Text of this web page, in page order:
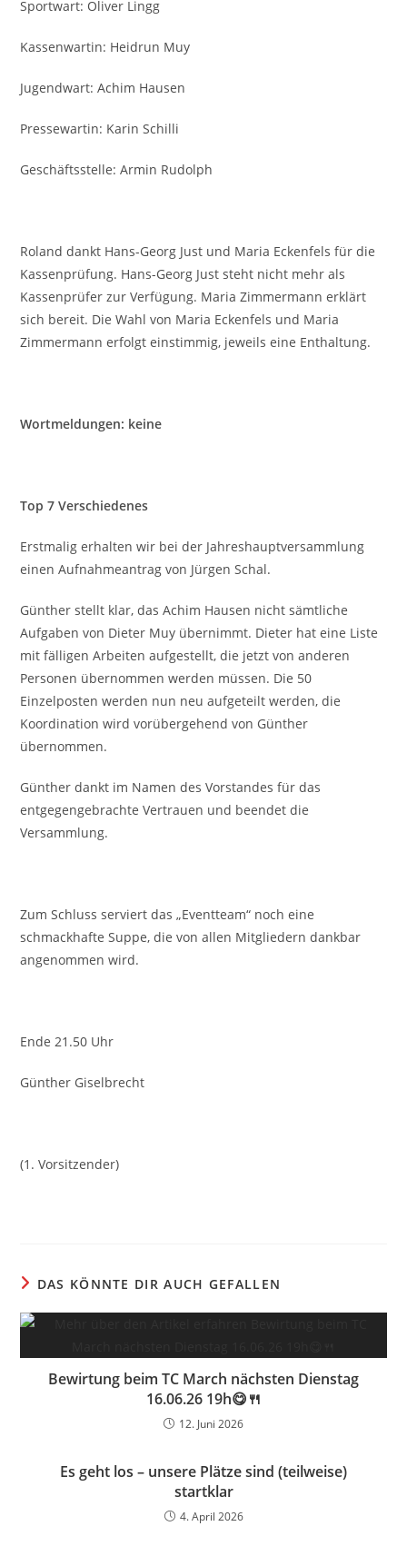
Sportwart: Oliver Lingg
Kassenwartin: Heidrun Muy
Jugendwart: Achim Hausen
Pressewartin: Karin Schilli
Geschäftsstelle: Armin Rudolph
Roland dankt Hans-Georg Just und Maria Eckenfels für die
Kassenprüfung. Hans-Georg Just steht nicht mehr als
Kassenprüfer zur Verfügung. Maria Zimmermann erklärt
sich bereit. Die Wahl von Maria Eckenfels und Maria
Zimmermann erfolgt einstimmig, jeweils eine Enthaltung.
Wortmeldungen: keine
Top 7 Verschiedenes
Erstmalig erhalten wir bei der Jahreshauptversammlung
einen Aufnahmeantrag von Jürgen Schal.
Günther stellt klar, das Achim Hausen nicht sämtliche
Aufgaben von Dieter Muy übernimmt. Dieter hat eine Liste
mit fälligen Arbeiten aufgestellt, die jetzt von anderen
Personen übernommen werden müssen. Die 50
Einzelposten werden nun neu aufgeteilt werden, die
Koordination wird vorübergehend von Günther
übernommen.
Günther dankt im Namen des Vorstandes für das
entgegengebrachte Vertrauen und beendet die
Versammlung.
Zum Schluss serviert das „Eventteam“ noch eine
schmackhafte Suppe, die von allen Mitgliedern dankbar
angenommen wird.
Ende 21.50 Uhr
Günther Giselbrecht
(1. Vorsitzender)
DAS KÖNNTE DIR AUCH GEFALLEN
Bewirtung beim TC March nächsten Dienstag
16.06.26 19h😋🍴
12. Juni 2026
Es geht los – unsere Plätze sind (teilweise)
startklar
4. April 2026